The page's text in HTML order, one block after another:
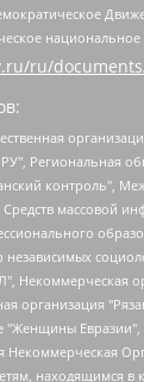
ru/
самодеятельности – женское общественное объединение "Женщины Евразии", Челябинский региональный орган общественной самодеятельности "Уральская правозащитная группа", Фонд содействия защите здоровья и социальной справедливости имени Андрея Рылькова, Автономная Некоммерческая Организация "Аналитический Центр Юрия Левады", Автономная некоммерческая организация социальной поддержки населения "Проект Апрель", Региональная общественная организация помощи женщинам и детям, находящимся в кризисной ситуации "Информационно-методический центр "Анна", Фонд содействия развитию массовых коммуникаций и правовому просвещению "Так-так-Так", Фонд содействия устойчивому развитию "Серебряная тайга", Свердловский региональный общественный фонд социальных проектов "Новое время", "Idel.Реалии", Кавказ.Реалии, Крым.Реалии, Телеканал